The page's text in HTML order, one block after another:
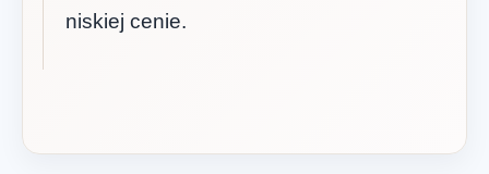
niskiej cenie.